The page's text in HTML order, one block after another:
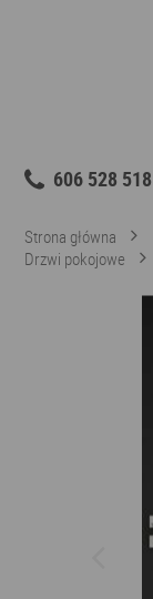
606 528 518
Strona główna
Drzwi pokojowe